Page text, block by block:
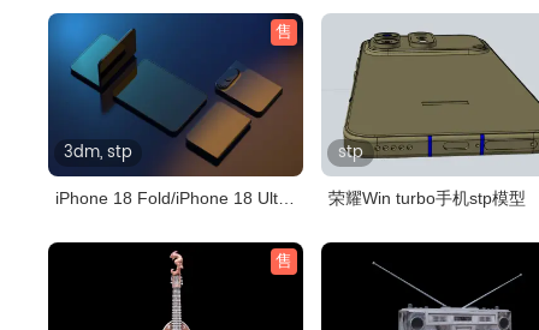
售
3dm, stp
iPhone 18 Fold/iPhone 18 Ultra
stp
荣耀Win turbo手机stp模型
售